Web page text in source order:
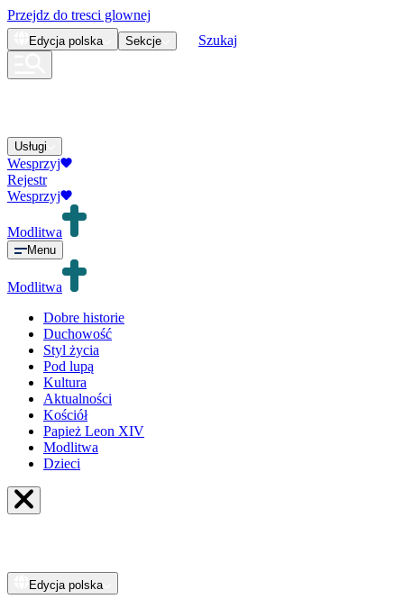
Przejdz do tresci glownej
Edycja polska Sekcje Szukaj
Usługi
Wesprzyj
Rejestr
Wesprzyj
Modlitwa
Menu
Modlitwa
Dobre historie
Duchowość
Styl życia
Pod lupą
Kultura
Aktualności
Kościół
Papież Leon XIV
Modlitwa
Dzieci
Edycja polska